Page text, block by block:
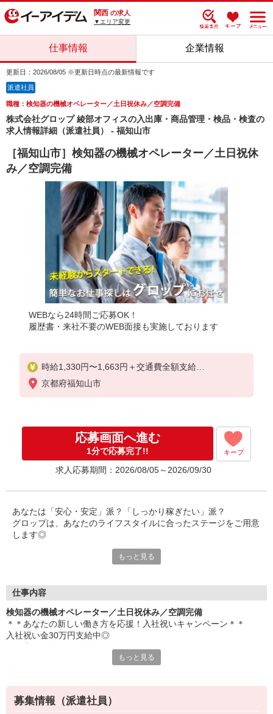
関西 の求人
▼エリア変更
仕事情報 企業情報
更新日：2026/08/05 ※更新日時点の最新情報です
派遣社員
職種：検知器の機械オペレーター／土日祝休み／空調完備
株式会社グロップ 綾部オフィスの入出庫・商品管理・検品・検査の
求人情報詳細（派遣社員） - 福知山市
［福知山市］検知器の機械オペレーター／土日祝休
み／空調完備
WEBなら24時間ご応募OK！
履歴書・来社不要のWEB面接も実施しております
時給1,330円〜1,663円＋交通費全額支給
★入社祝金30万円支給（規定あり）
※交通費支給規定あり
※給与の希望日払い制度あり
＜月収例＞ ＊月22日勤務の場合
時給1330円×7.5時間×22日＋残業手当（20時間）
京都府福知山市
応募画面へ進む
1分で応募完了!! キープ
求人応募期間：2026/08/05～2026/09/30
あなたは「安心・安定」派？「しっかり稼ぎたい」派？
グロップは、あなたのライフスタイルに合ったステージをご用意
します◎
安定した収入を確保するため、しっかりと稼ぐ働き方も選べま
・長期勤務が可能
社員登用制度を推進しており、キャリアアップもサポート！
無期雇用、資格取得支援、昇給などの各種制度があります。
・希望者には週払い制度あり（規定あり）
急な出費があるときも安心です♪
【こんな方にピッタリ】
・未経験からスキル、経験を身につけたい方
・何から始めたら良いかわからずお悩みの方
もっと見る
仕事内容
検知器の機械オペレーター／土日祝休み／空調完備
＊＊あなたの新しい働き方を応援！入社祝いキャンペーン＊＊
入社祝い金30万円支給中◎
空調完備の環境で長期＆安定して
お仕事いただけます♪
もっと見る
募集情報（派遣社員）